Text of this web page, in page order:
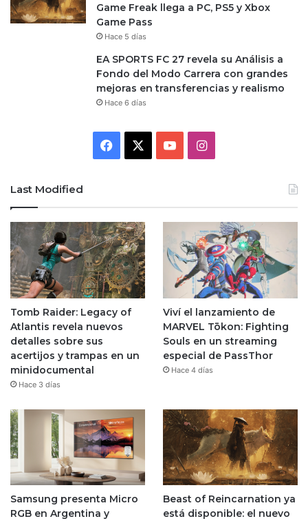
Game Freak llega a PC, PS5 y Xbox
Game Pass
Hace 5 días
EA SPORTS FC 27 revela su Análisis a
Fondo del Modo Carrera con grandes
mejoras en transferencias y realismo
Hace 6 días
Facebook YouTubeInstagram
Last Modified
Tomb Raider: Legacy of
Atlantis revela nuevos
detalles sobre sus
acertijos y trampas en un
minidocumental
Hace 3 días
Viví el lanzamiento de
MARVEL Tōkon: Fighting
Souls en un streaming
especial de PassThor
Hace 4 días
Samsung presenta Micro
RGB en Argentina y
Beast of Reincarnation ya
está disponible: el nuevo